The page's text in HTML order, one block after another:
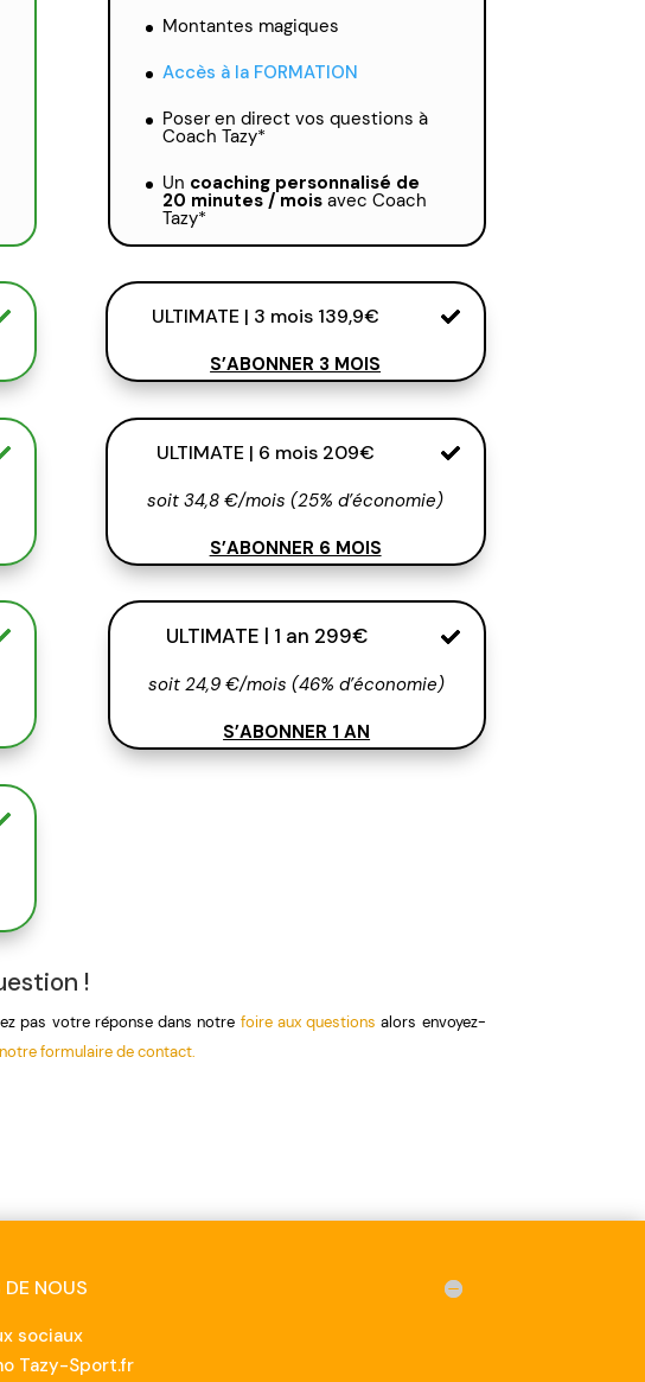
Montantes magiques
Accès à la FORMATION
Poser en direct vos questions à
Coach Tazy*
Un coaching personnalisé de
20 minutes / moisavec Coach
Tazy*
ULTIMATE | 3 mois 139,9€
S’ABONNER 3 MOIS
ULTIMATE | 6 mois 209€
soit 34,8 €/mois (25% d’économie)
S’ABONNER 6 MOIS
ULTIMATE | 1 an 299€
soit 24,9 €/mois (46% d’économie)
S’ABONNER 1 AN
!
pas votre réponse dans notre foire aux questions alors envoyez-
notre formulaire de contact.
NOUS
sociaux
Tazy-Sport.fr